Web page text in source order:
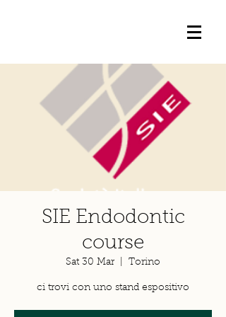
SIE Endodontic
course
Sat 30 Mar Torino
ci trovi con uno stand espositivo